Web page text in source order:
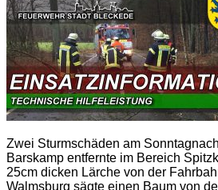
Zwei Sturmschäden am
Barskamp entfernte im Bereich
25cm dicken Lärche von der
Walmsburg sägte einen Baum von